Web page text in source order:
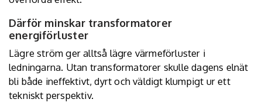
Därför minskar transformatorer
energiförluster
Lägre ström ger alltså lägre värmeförluster i
ledningarna. Utan transformatorer skulle dagens elnät
bli både ineffektivt, dyrt och väldigt klumpigt ur ett
tekniskt perspektiv.